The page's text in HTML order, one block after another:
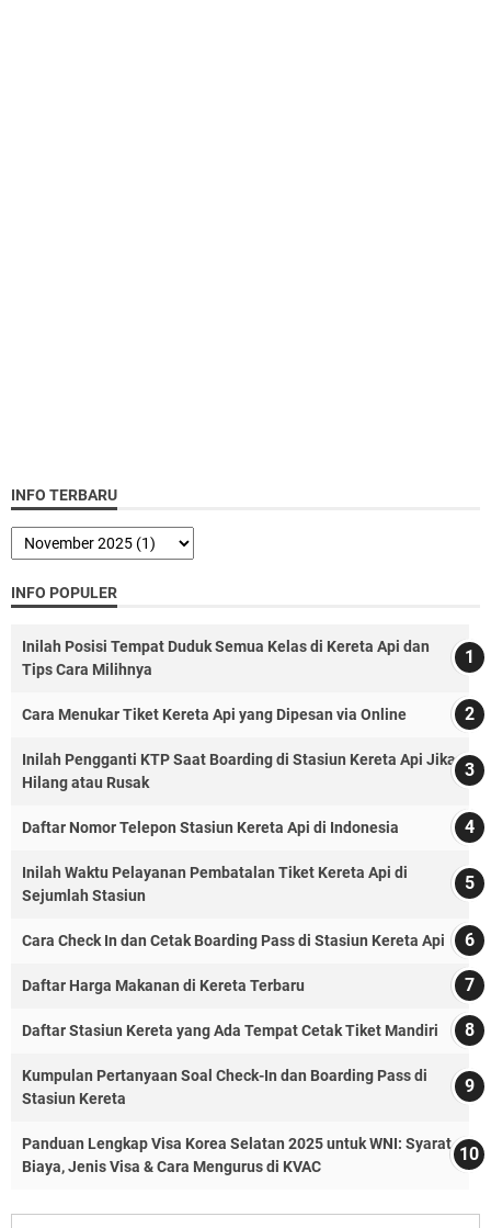
INFO TERBARU
INFO POPULER
Inilah Posisi Tempat Duduk Semua Kelas di Kereta Api dan
Tips Cara Milihnya
Cara Menukar Tiket Kereta Api yang Dipesan via Online
Inilah Pengganti KTP Saat Boarding di Stasiun Kereta Api Jika
Hilang atau Rusak
Daftar Nomor Telepon Stasiun Kereta Api di Indonesia
Inilah Waktu Pelayanan Pembatalan Tiket Kereta Api di
Sejumlah Stasiun
Cara Check In dan Cetak Boarding Pass di Stasiun Kereta Api
Daftar Harga Makanan di Kereta Terbaru
Daftar Stasiun Kereta yang Ada Tempat Cetak Tiket Mandiri
Kumpulan Pertanyaan Soal Check-In dan Boarding Pass di
Stasiun Kereta
Panduan Lengkap Visa Korea Selatan 2025 untuk WNI: Syarat,
Biaya, Jenis Visa & Cara Mengurus di KVAC